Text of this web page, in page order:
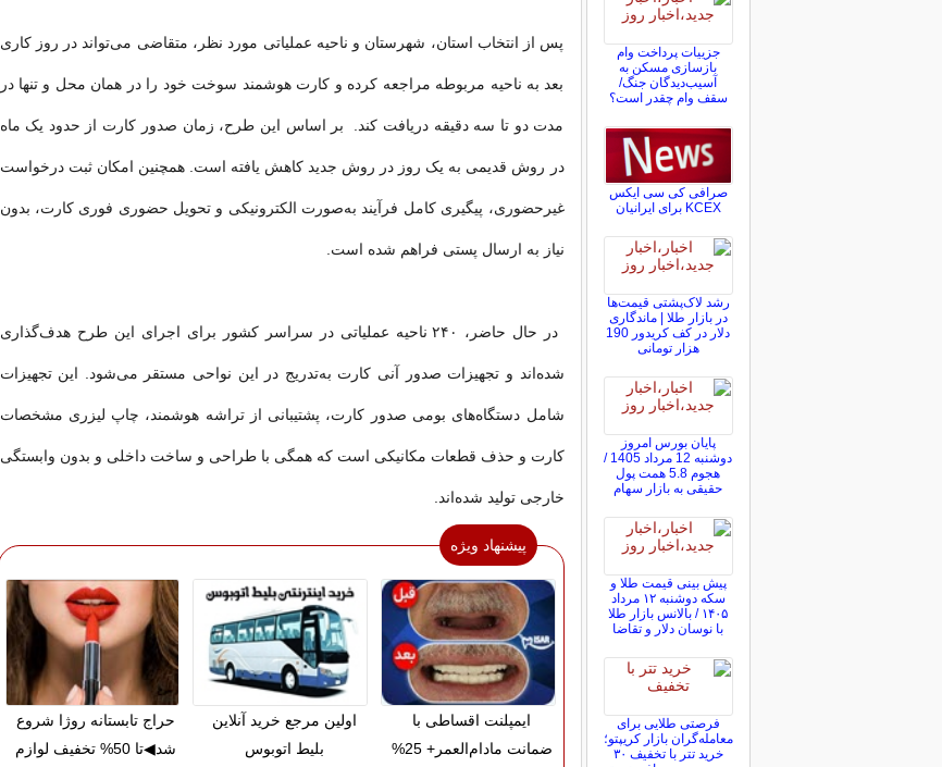
پس از انتخاب استان، شهرستان و ناحیه عملیاتی مورد نظر، متقاضی می‌تواند در روز کاری
بعد به ناحیه مربوطه مراجعه کرده و کارت هوشمند سوخت خود را در همان محل و تنها در
مدت دو تا سه دقیقه دریافت کند. بر اساس این طرح، زمان صدور کارت از حدود یک ماه
در روش قدیمی به یک روز در روش جدید کاهش یافته است. همچنین امکان ثبت درخواست
غیرحضوری، پیگیری کامل فرآیند به‌صورت الکترونیکی و تحویل حضوری فوری کارت، بدون
نیاز به ارسال پستی فراهم شده است.
در حال حاضر، ۲۴۰ ناحیه عملیاتی در سراسر کشور برای اجرای این طرح هدف‌گذاری
شده‌اند و تجهیزات صدور آنی کارت به‌تدریج در این نواحی مستقر می‌شود. این تجهیزات
شامل دستگاه‌های بومی صدور کارت، پشتیبانی از تراشه هوشمند، چاپ لیزری مشخصات
کارت و حذف قطعات مکانیکی است که همگی با طراحی و ساخت داخلی و بدون وابستگی
خارجی تولید شده‌اند.
پیشنهاد ویژه
ایمپلنت اقساطی با
ضمانت مادام‌العمر+ 25%
اولین مرجع خرید آنلاین
بلیط اتوبوس
حراج تابستانه روژا شروع
شد◀تا 50% تخفیف لوازم
جزییات پرداخت وام
بازسازی مسکن به
آسیب‌دیدگان جنگ/
سقف وام چقدر است؟
صرافی کی سی ایکس
KCEX برای ایرانیان
رشد لاک‌پشتی قیمت‌ها
در بازار طلا | ماندگاری
دلار در کف کریدور 190
هزار تومانی
پایان بورس امروز
دوشنبه 12 مرداد 1405 /
هجوم 5.8 همت پول
حقیقی به بازار سهام
پیش ‌بینی قیمت طلا و
سکه دوشنبه ۱۲ مرداد
۱۴۰۵ / بالانس بازار طلا
با نوسان دلار و تقاضا
فرصتی طلایی برای
معامله‌گران بازار کریپتو؛
خرید تتر با تخفیف ۳۰